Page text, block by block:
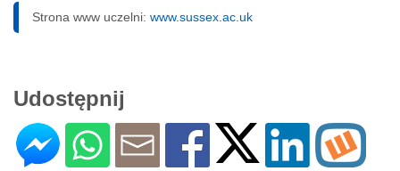
Strona www uczelni: www.sussex.ac.uk
Udostępnij